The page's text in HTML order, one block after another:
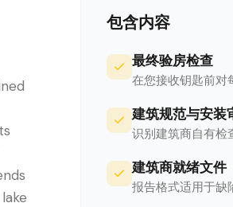
包含内容
最终验房检查
在您接收钥匙前对
建筑规范与安装
识别建筑商自有检
建筑商就绪文件
报告格式适用于缺